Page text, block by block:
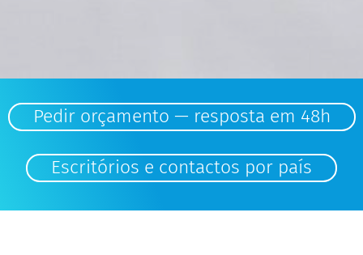
Pedir orçamento — resposta em 48h
Escritórios e contactos por país